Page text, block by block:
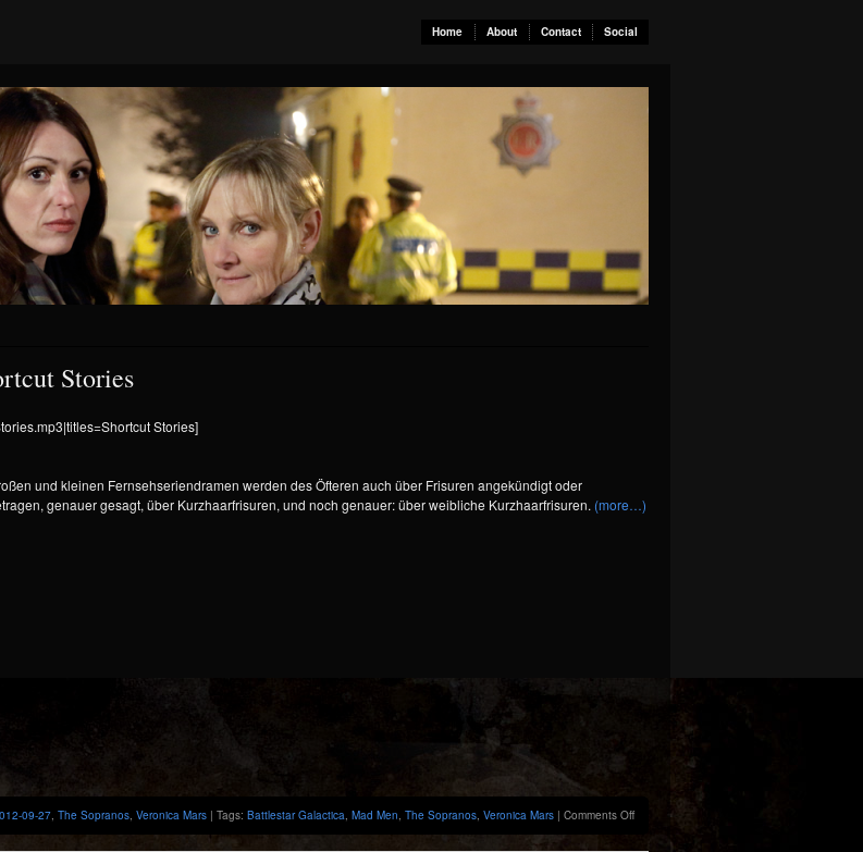
Home About Contact Social
Stories
Stories]
und kleinen Fernsehseriendramen werden des Öfteren auch über Frisuren angekündigt oder
genauer gesagt, über Kurzhaarfrisuren, und noch genauer: über weibliche Kurzhaarfrisuren. (more…)
09-27, The Sopranos, Veronica Mars | Tags: Battlestar Galactica, Mad Men, The Sopranos, Veronica Mars | Comments Offon